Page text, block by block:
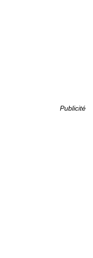
Publicité